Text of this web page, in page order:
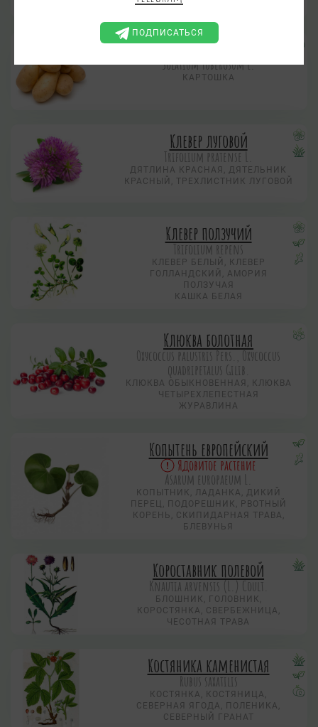
Картофель
Solatium tuberosum L.
КАРТОШКА
Клевер луговой
Trifolium pratense L.
ДЯТЛИНА КРАСНАЯ, ДЯТЕЛЬНИК
КРАСНЫЙ, ТРЕХЛИСТНИК ЛУГОВОЙ
Клевер ползучий
Trifolium repens
КЛЕВЕР БЕЛЫЙ, КЛЕВЕР
ГОЛЛАНДСКИЙ, АМОРИЯ
ПОЛЗУЧАЯ
КАШКА БЕЛАЯ
Клюква болотная
Охусоccus palustris Pers., Охусоccus
quadripetalus Gilib.
КЛЮКВА ОБЫКНОВЕННАЯ, КЛЮКВА
ЧЕТЫРЕХЛЕПЕСТНАЯ
ЖУРАВЛИНА
Копытень европейский
Ядовитое растение
Asarum europaeum L.
КОПЫТНИК, ЛАДАНКА, ДИКИЙ
ПЕРЕЦ, ПОДОРЕШНИК, РВОТНЫЙ
КОРЕНЬ, СКИПИДАРНАЯ ТРАВА,
БЛЕВУНЬЯ
Короставник полевой
Knautia arvensis (L.) Coult.
БЛОШНИК, ГОЛОВНИК,
КОРОСТЯНКА, СВЕРБЕЖНИЦА,
ЧЕСОТНАЯ ТРАВА
Костяника каменистая
Rubus saxatilis
КОСТЯНКА, КОСТЯНИЦА,
СЕВЕРНАЯ ЯГОДА, ПОЛЕНИКА,
СЕВЕРНЫЙ ГРАНАТ
ПОДПИСАТЬСЯ